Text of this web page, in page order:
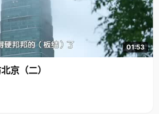
01:53
京（二）